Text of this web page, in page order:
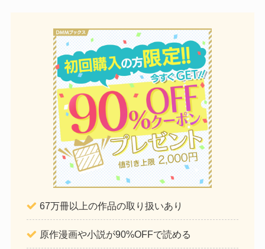
67万冊以上の作品の取り扱いあり
原作漫画や小説が90%OFFで読める